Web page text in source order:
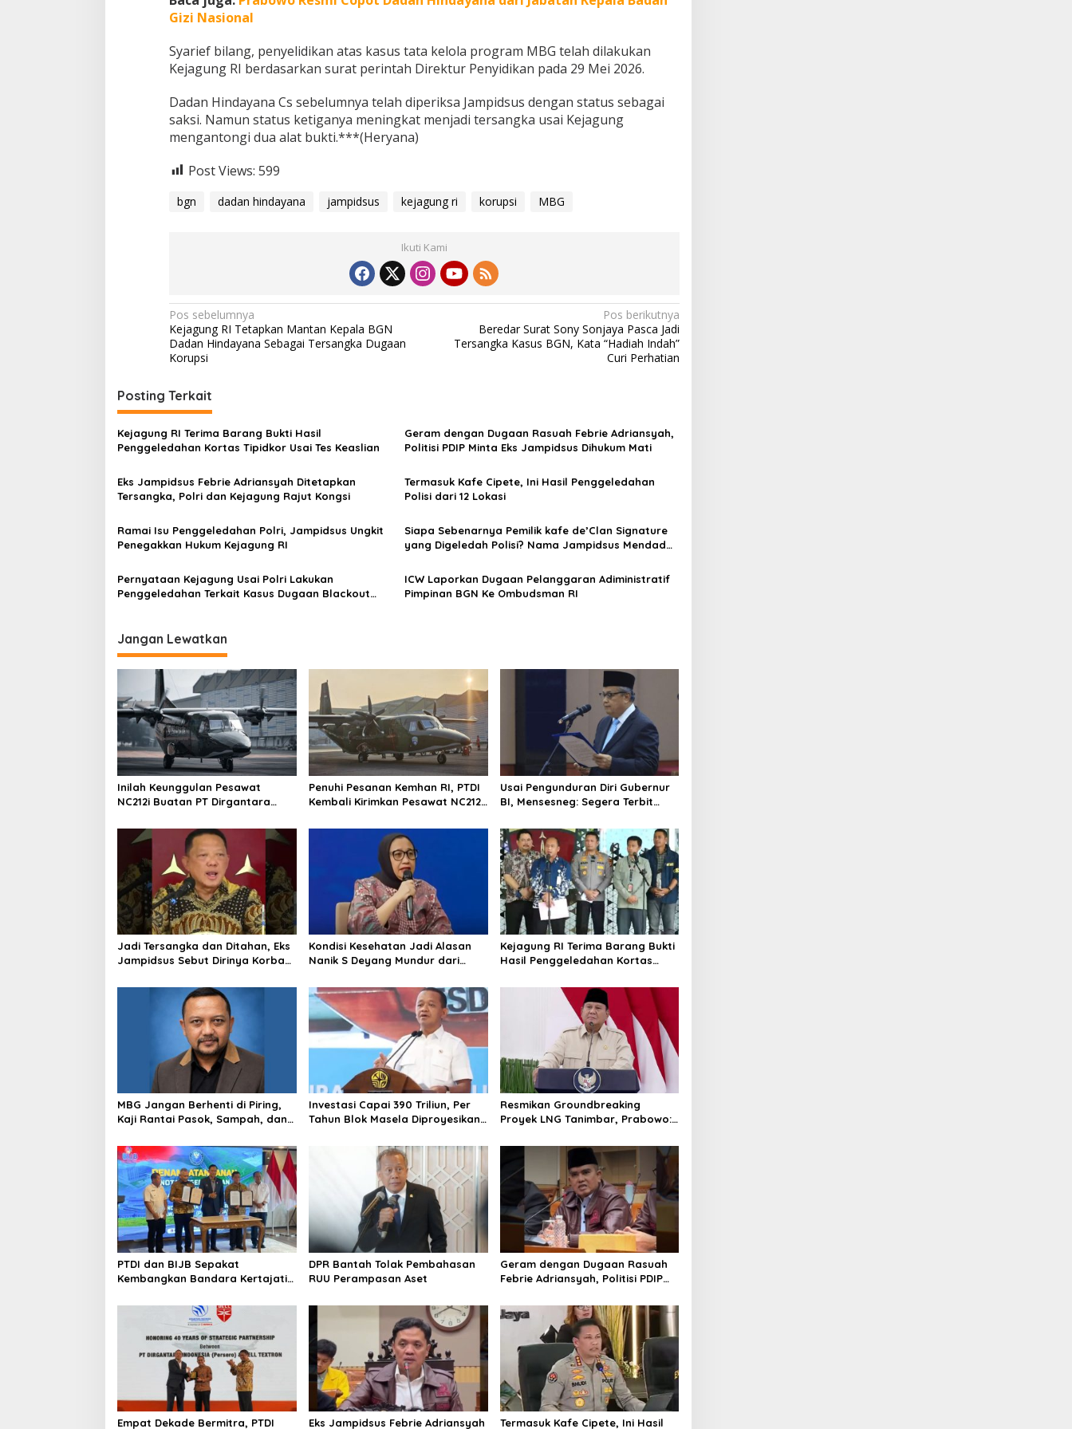
Gizi Nasional
Syarief bilang, penyelidikan atas kasus tata kelola program MBG telah dilakukan
Kejagung RI berdasarkan surat perintah Direktur Penyidikan pada 29 Mei 2026.
Dadan Hindayana Cs sebelumnya telah diperiksa Jampidsus dengan status sebagai
saksi. Namun status ketiganya meningkat menjadi tersangka usai Kejagung
mengantongi dua alat bukti.***(Heryana)
Post Views: 599
bgn dadan hindayana jampidsus kejagung ri korupsi MBG
Ikuti Kami
N
a
v
i
g
a
s
i
p
s
Pos sebelumnya
Kejagung RI Tetapkan Mantan Kepala BGN
Dadan Hindayana Sebagai Tersangka Dugaan
Korupsi
Pos berikutnya
Beredar Surat Sony Sonjaya Pasca Jadi
Tersangka Kasus BGN, Kata “Hadiah Indah”
Curi Perhatian
Posting Terkait
Kejagung RI Terima Barang Bukti Hasil
Penggeledahan Kortas Tipidkor Usai Tes Keaslian
Geram dengan Dugaan Rasuah Febrie Adriansyah,
Politisi PDIP Minta Eks Jampidsus Dihukum Mati
Eks Jampidsus Febrie Adriansyah Ditetapkan
Tersangka, Polri dan Kejagung Rajut Kongsi
Termasuk Kafe Cipete, Ini Hasil Penggeledahan
Polisi dari 12 Lokasi
Ramai Isu Penggeledahan Polri, Jampidsus Ungkit
Penegakkan Hukum Kejagung RI
Siapa Sebenarnya Pemilik kafe de’Clan Signature
yang Digeledah Polisi? Nama Jampidsus Mendadak
Pernyataan Kejagung Usai Polri Lakukan
Penggeledahan Terkait Kasus Dugaan Blackout
ICW Laporkan Dugaan Pelanggaran Adiministratif
Pimpinan BGN Ke Ombudsman RI
Jangan Lewatkan
Inilah Keunggulan Pesawat
NC212i Buatan PT Dirgantara
Operasi TNI
Penuhi Pesanan Kemhan RI, PTDI
Kembali Kirimkan Pesawat NC212i
Usai Pengunduran Diri Gubernur
BI, Mensesneg: Segera Terbit
Hormat
Jadi Tersangka dan Ditahan, Eks
Jampidsus Sebut Dirinya Korban
Kondisi Kesehatan Jadi Alasan
Nanik S Deyang Mundur dari
Sudaryono
Kejagung RI Terima Barang Bukti
Hasil Penggeledahan Kortas
MBG Jangan Berhenti di Piring,
Kaji Rantai Pasok, Sampah, dan
Investasi Capai 390 Triliun, Per
Tahun Blok Masela Diproyesikan
Resmikan Groundbreaking
Proyek LNG Tanimbar, Prabowo:
PTDI dan BIJB Sepakat
Kembangkan Bandara Kertajati
Kedirgantaraan Nasional
DPR Bantah Tolak Pembahasan
RUU Perampasan Aset
Geram dengan Dugaan Rasuah
Febrie Adriansyah, Politisi PDIP
Mati
Empat Dekade Bermitra, PTDI Eks Jampidsus Febrie Adriansyah Termasuk Kafe Cipete, Ini Hasil